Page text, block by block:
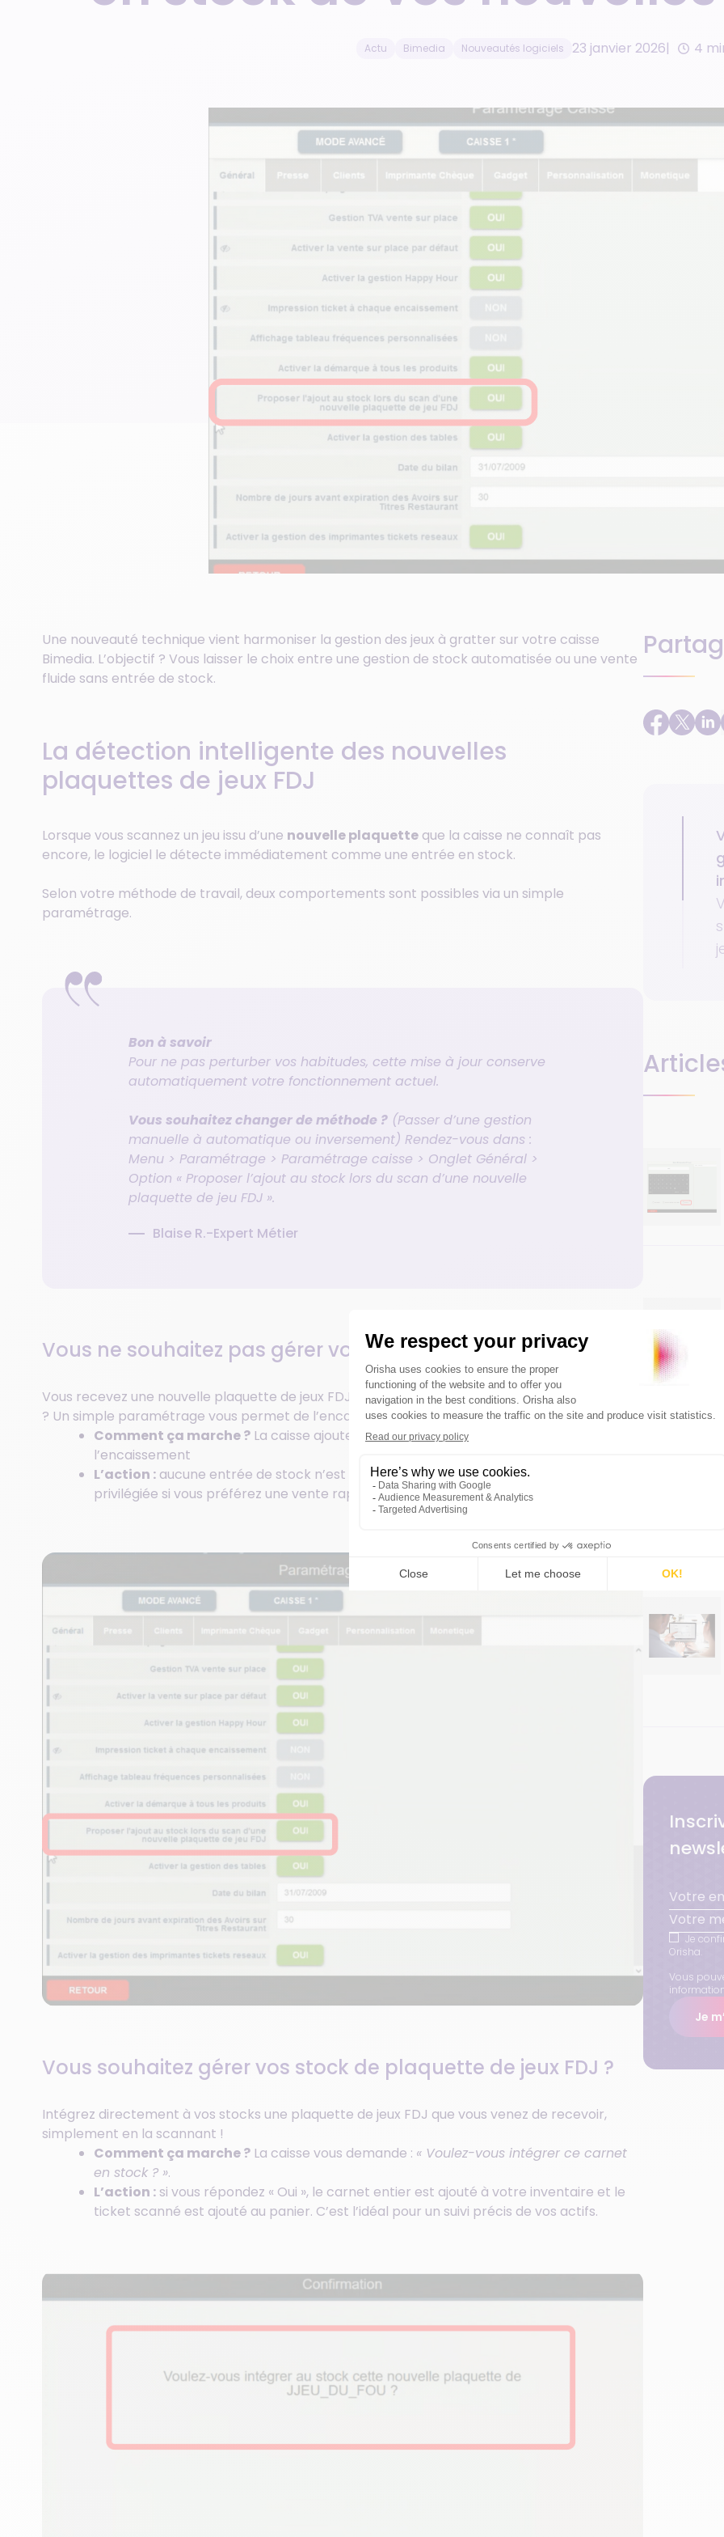
Actu Bimedia Nouveautés logiciels 23 janvier 2026 4
Une nouveauté technique vient harmoniser la gestion des jeux à gratter sur votre caisse
Bimedia. L’objectif ? Vous laisser le choix entre une gestion de stock automatisée ou une vente
fluide sans entrée de stock.
La détection intelligente des nouvelles
plaquettes de jeux FDJ
Lorsque vous scannez un jeu issu d’une nouvelle plaquette que la caisse ne connaît pas
encore, le logiciel le détecte immédiatement comme une entrée en stock.
Selon votre méthode de travail, deux comportements sont possibles via un simple
paramétrage.
Bon à savoir
Pour ne pas perturber vos habitudes, cette mise à jour conserve
automatiquement votre fonctionnement actuel.
Vous souhaitez changer de méthode ? (Passer d’une gestion
manuelle à automatique ou inversement) Rendez-vous dans :
Menu > Paramétrage > Paramétrage caisse > Onglet Général >
Option « Proposer l’ajout au stock lors du scan d’une nouvelle
plaquette de jeu FDJ ».
Blaise R.-Expert Métier
Vous ne souhaitez pas gérer votre stock informatiquement
Vous recevez une nouvelle plaquette de jeux FDJ mais vous ne souhaitez pas l’ajouter en stock
? Un simple paramétrage vous permet de l’encaisser directement.
Comment ça marche ? La caisse ajoute simplement le ticket au panier pour
l’encaissement
L’action : aucune entrée de stock n’est créée pour le reste du carnet. C’est l’option
privilégiée si vous préférez une vente rapide sans gestion d’inventaire.
Vous souhaitez gérer vos stock de plaquette de jeux FDJ ?
Intégrez directement à vos stocks une plaquette de jeux FDJ que vous venez de recevoir,
simplement en la scannant !
Comment ça marche ? La caisse vous demande : « Voulez-vous intégrer ce carnet
en stock ? ».
L’action : si vous répondez « Oui », le carnet entier est ajouté à votre inventaire et le
ticket scanné est ajouté au panier. C’est l’idéal pour un suivi précis de vos actifs.
Votre
Je
Orisha.
Vous
Je